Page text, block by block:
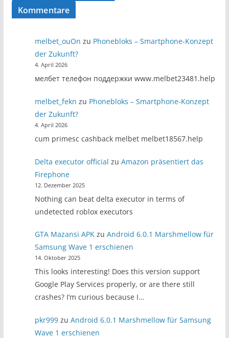
Kommentare
melbet_ouOn zu Phonebloks – Smartphone-Konzept
der Zukunft?
4. April 2026
мелбет телефон поддержки www.melbet23481.help
melbet_fekn zu Phonebloks – Smartphone-Konzept
der Zukunft?
4. April 2026
cum primesc cashback melbet melbet18567.help
Delta executor official zuAmazon präsentiert das
Firephone
12. Dezember 2025
Nothing can beat delta executor in terms of
undetected roblox executors
GTA Mazansi APK zuAndroid 6.0.1 Marshmellow für
Samsung Wave 1 erschienen
14. Oktober 2025
This looks interesting! Does this version support
Google Play Services properly, or are there still
crashes? I’m curious because I…
pkr999 zuAndroid 6.0.1 Marshmellow für Samsung
Wave 1 erschienen